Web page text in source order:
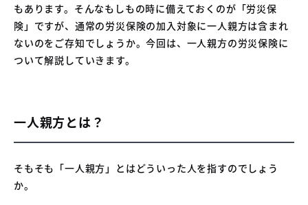
もあります。そんなもしもの時に備えておくのが「労災保
険」ですが、通常の労災保険の加入対象に一人親方は含まれ
ないのをご存知でしょうか。今回は、一人親方の労災保険に
ついて解説していきます。
一人親方とは？
そもそも「一人親方」とはどういった人を指すのでしょう
か。